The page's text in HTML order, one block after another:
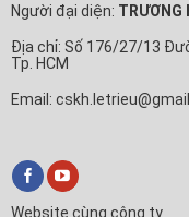
Người đại diện: TRƯƠNG
Địa chỉ: Số 176/27/13
Tp. HCM
Email:
Website cùng công ty